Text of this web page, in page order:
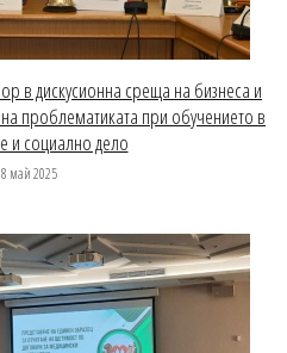
в дискусионна среща на бизнеса и
проблематиката при обучението в
и социално дело
май 2025